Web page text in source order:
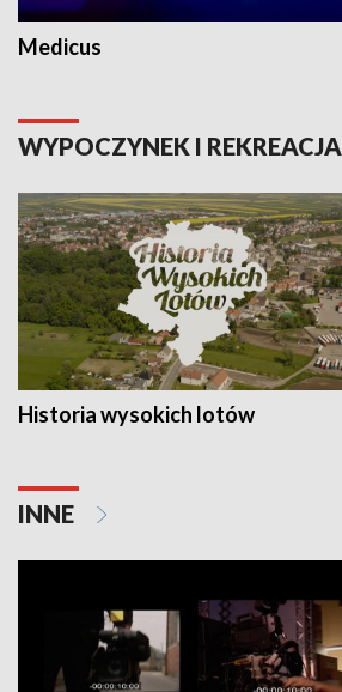
Medicus
WYPOCZYNEK I REKREACJA
Historia wysokich lotów
INNE